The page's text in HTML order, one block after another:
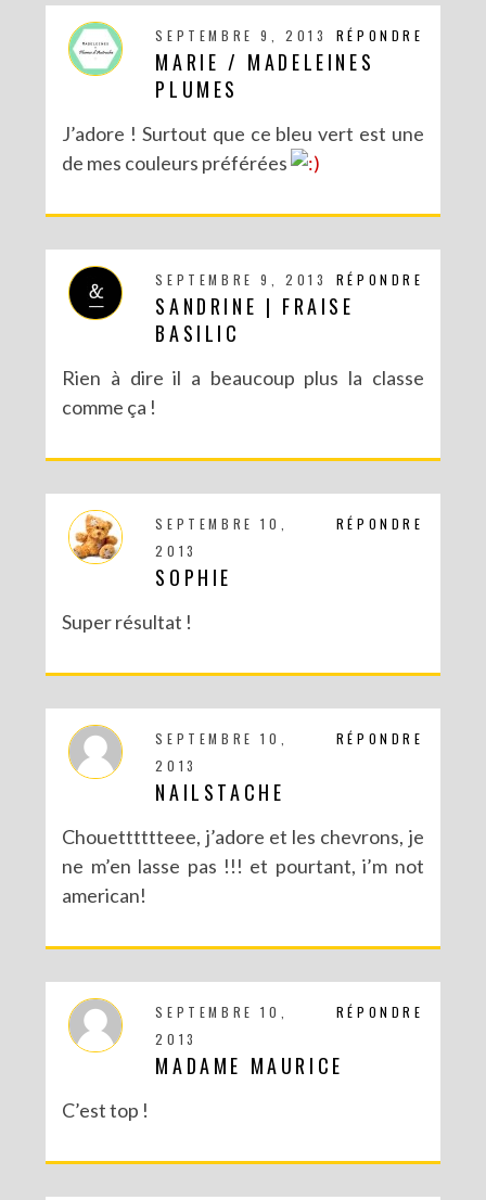
RÉPONDRE
SEPTEMBRE 9, 2013
MARIE / MADELEINES
PLUMES
J’adore ! Surtout que ce bleu vert est une
de mes couleurs préférées
RÉPONDRE
SEPTEMBRE 9, 2013
SANDRINE | FRAISE
BASILIC
Rien à dire il a beaucoup plus la classe
comme ça !
RÉPONDRE
SEPTEMBRE 10,
2013
SOPHIE
Super résultat !
RÉPONDRE
SEPTEMBRE 10,
2013
NAILSTACHE
Chouetttttteee, j’adore et les chevrons, je
ne m’en lasse pas !!! et pourtant, i’m not
american!
RÉPONDRE
SEPTEMBRE 10,
2013
MADAME MAURICE
C’est top !